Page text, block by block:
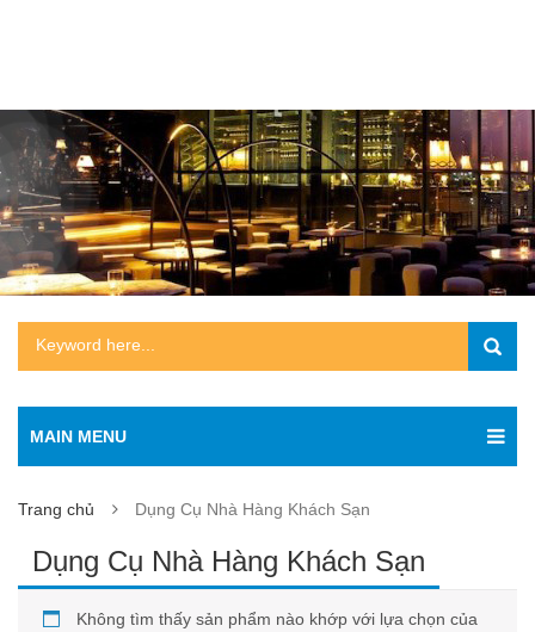
MAIN MENU
Trang chủ Dụng Cụ Nhà Hàng Khách Sạn
Dụng Cụ Nhà Hàng Khách Sạn
Không tìm thấy sản phẩm nào khớp với lựa chọn của